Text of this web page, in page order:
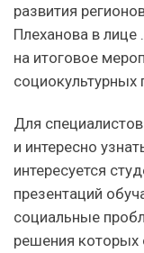
развития
Плеханова в лице
на итоговое
социокультурных
Для
и интересно
интересуется
презентаций
социальные
решения которых